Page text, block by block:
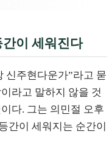
이 세워진다
신주현다운가”라고 묻
라고 말하지 않을 것
다. 그는 의민절 오후
간이 세워지는 순간이